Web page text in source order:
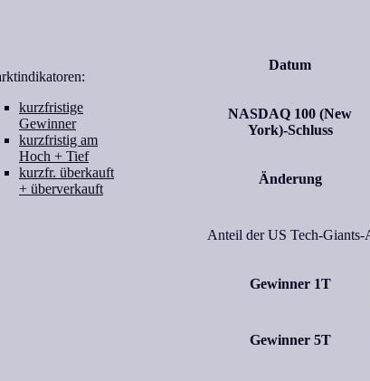
kurzfristige
Gewinner
kurzfristig am
Hoch + Tief
kurzfr. überkauft
+ überverkauft
Datum
NASDAQ 100 (New
York)-Schluss
Änderung
Anteil der US Tech-Giants-
Gewinner 1T
Gewinner 5T